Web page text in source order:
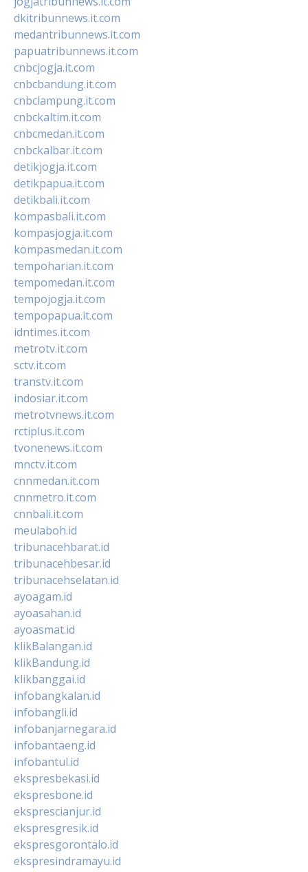
dkitribunnews.it.com
medantribunnews.it.com
papuatribunnews.it.com
cnbcjogja.it.com
cnbcbandung.it.com
cnbclampung.it.com
cnbckaltim.it.com
cnbcmedan.it.com
cnbckalbar.it.com
detikjogja.it.com
detikpapua.it.com
detikbali.it.com
kompasbali.it.com
kompasjogja.it.com
kompasmedan.it.com
tempoharian.it.com
tempomedan.it.com
tempojogja.it.com
tempopapua.it.com
idntimes.it.com
metrotv.it.com
sctv.it.com
transtv.it.com
indosiar.it.com
metrotvnews.it.com
rctiplus.it.com
tvonenews.it.com
mnctv.it.com
cnnmedan.it.com
cnnmetro.it.com
cnnbali.it.com
meulaboh.id
tribunacehbarat.id
tribunacehbesar.id
tribunacehselatan.id
ayoagam.id
ayoasahan.id
ayoasmat.id
klikBalangan.id
klikBandung.id
klikbanggai.id
infobangkalan.id
infobangli.id
infobanjarnegara.id
infobantaeng.id
infobantul.id
ekspresbekasi.id
ekspresbone.id
eksprescianjur.id
ekspresgresik.id
ekspresgorontalo.id
ekspresindramayu.id